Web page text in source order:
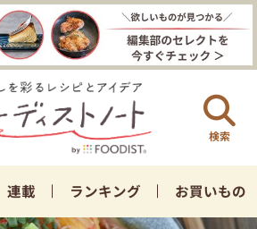
検索
連載 ランキング お買いもの